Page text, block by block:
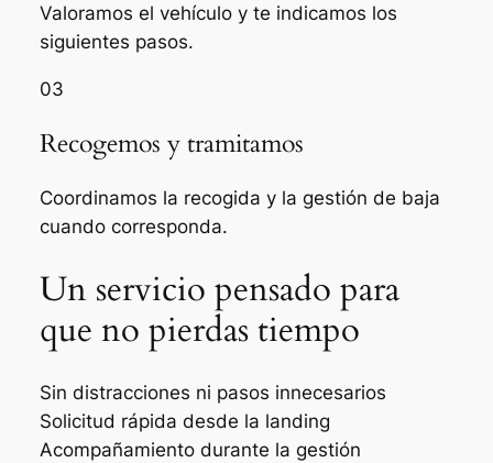
Valoramos el vehículo y te indicamos los
siguientes pasos.
03
Recogemos y tramitamos
Coordinamos la recogida y la gestión de baja
cuando corresponda.
Un servicio pensado para
que no pierdas tiempo
Sin distracciones ni pasos innecesarios
Solicitud rápida desde la landing
Acompañamiento durante la gestión